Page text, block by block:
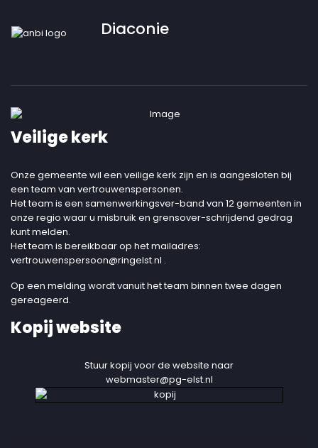
Diaconie
Veilige kerk
Onze gemeente wil een veilige kerk zijn en is aangesloten bij
een team van vertrouwenspersonen.
Het team is een samenwerkingsver-band van 12 gemeenten in
onze regio waar u misbruik en grensover-schrijdend gedrag
kunt melden.
Het team is bereikbaar op het mailadres:
vertrouwenspersoon@ringelst.nl .
Op een melding wordt vanuit het team binnen twee dagen
gereageerd.
Kopij website
Stuur kopij voor de website naar
webmaster@pg-elst.nl